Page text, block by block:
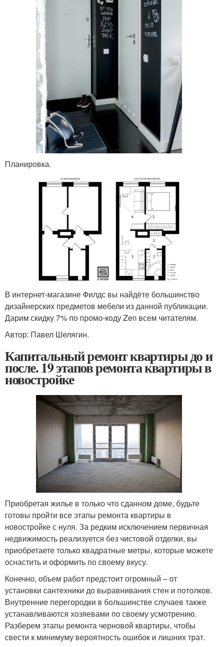
Планировка.
В интернет-магазине Филдс вы найдёте большинство
дизайнерских предметов мебели из данной публикации.
Дарим скидку 7% по промо-коду Zen всем читателям.
Автор: Павел Шелягин.
Капитальный ремонт квартиры до и
после. 19 этапов ремонта квартиры в
новостройке
Приобретая жилье в только что сданном доме, будьте
готовы пройти все этапы ремонта квартиры в
новостройке с нуля. За редким исключением первичная
недвижимость реализуется без чистовой отделки, вы
приобретаете только квадратные метры, которые можете
оснастить и оформить по своему вкусу.
Конечно, объем работ предстоит огромный – от
установки сантехники до выравнивания стен и потолков.
Внутренние перегородки в большинстве случаев также
устанавливаются хозяевами по своему усмотрению.
Разберем этапы ремонта черновой квартиры, чтобы
свести к минимуму вероятность ошибок и лишних трат.